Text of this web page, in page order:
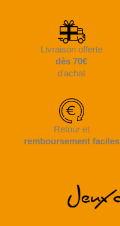
Livraison offerte
dès 70€
d'achat
Retour et
remboursement faciles